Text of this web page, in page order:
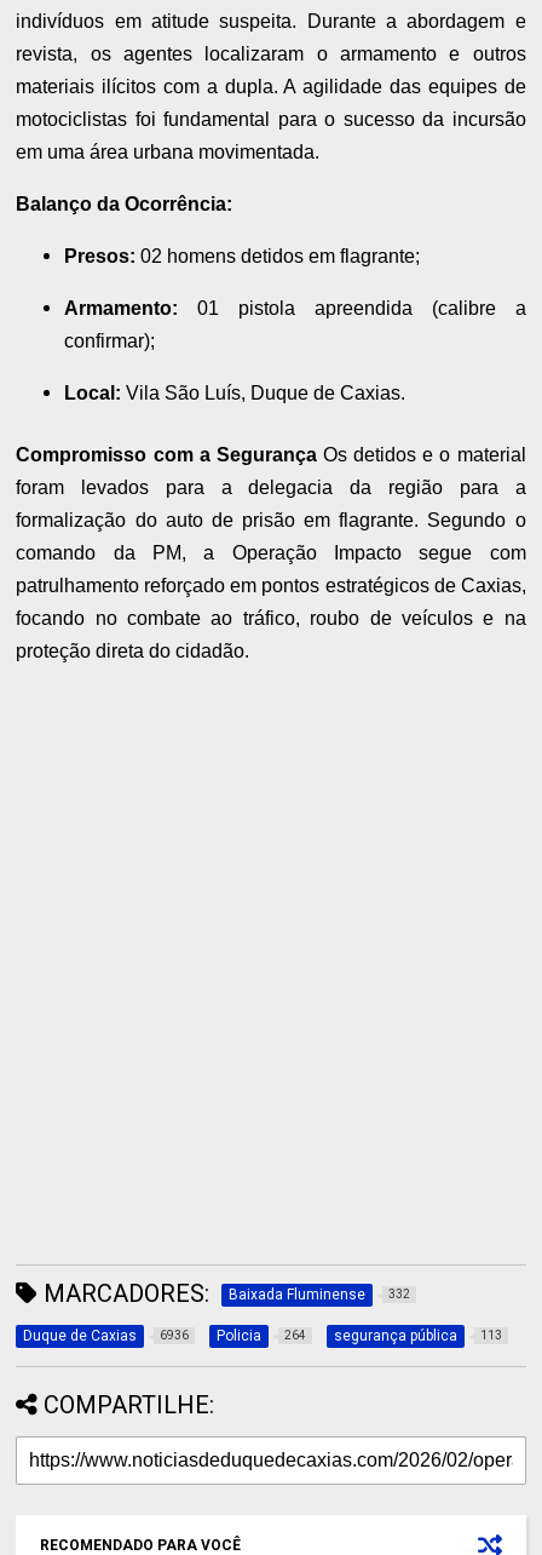
indivíduos em atitude suspeita. Durante a abordagem e
revista, os agentes localizaram o armamento e outros
materiais ilícitos com a dupla. A agilidade das equipes de
motociclistas foi fundamental para o sucesso da incursão
em uma área urbana movimentada.
Balanço da Ocorrência:
Presos: 02 homens detidos em flagrante;
Armamento: 01 pistola apreendida (calibre a
confirmar);
Local: Vila São Luís, Duque de Caxias.
Compromisso com a SegurançaOs detidos e o material
foram levados para a delegacia da região para a
formalização do auto de prisão em flagrante. Segundo o
comando da PM, a Operação Impacto segue com
patrulhamento reforçado em pontos estratégicos de Caxias,
focando no combate ao tráfico, roubo de veículos e na
proteção direta do cidadão.
MARCADORES: Baixada Fluminense 332
Duque de Caxias 6936 Policia 264 segurança pública 113
COMPARTILHE:
RECOMENDADO PARA VOCÊ